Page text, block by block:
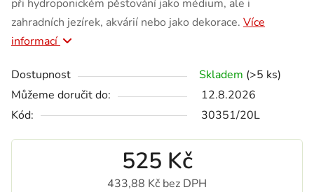
při hydroponickém pěstování jako médium, ale i
zahradních jezírek, akvárií nebo jako dekorace. Více
informací
Dostupnost Skladem (>5 ks)
Můžeme doručit do:
12.8.2026
Kód:
30351/20L
525 Kč
433,88 Kč bez DPH